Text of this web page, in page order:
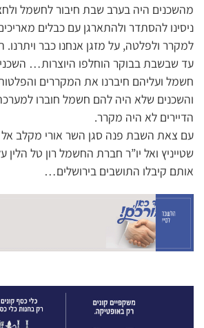
מהשכנים היה בערב שבת חיבור לחשמל
ניסינו להסתדר ולהתארגן עם כבלים
למקרר ולפלטה, על מזגן אנחנו כבר ויתרנו.
עד שבשבת בבוקר הוחלפו היוצרות…
חשמל ועליהם חיברנו את המקררים
והשכנים שלא היה להם חשמל חוברו
הדיירים לא היה מקרר.
עם צאת השבת פנה סגן השר אורי מקלב אל
שטייניץ ואל יו”ר חברת החשמל רון טל הלין
אותם קיבלו התושבים בירושלים…